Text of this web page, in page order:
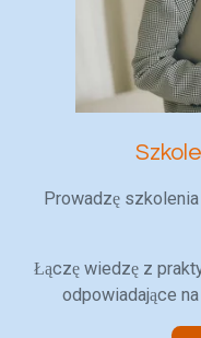
Prowadzę
Łączę wiedzę z
odpowiadające